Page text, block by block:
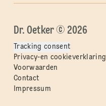
Dr. Oetker © 2026
Tracking consent
Privacy-en cookieverklaring
Voorwaarden
Contact
Impressum